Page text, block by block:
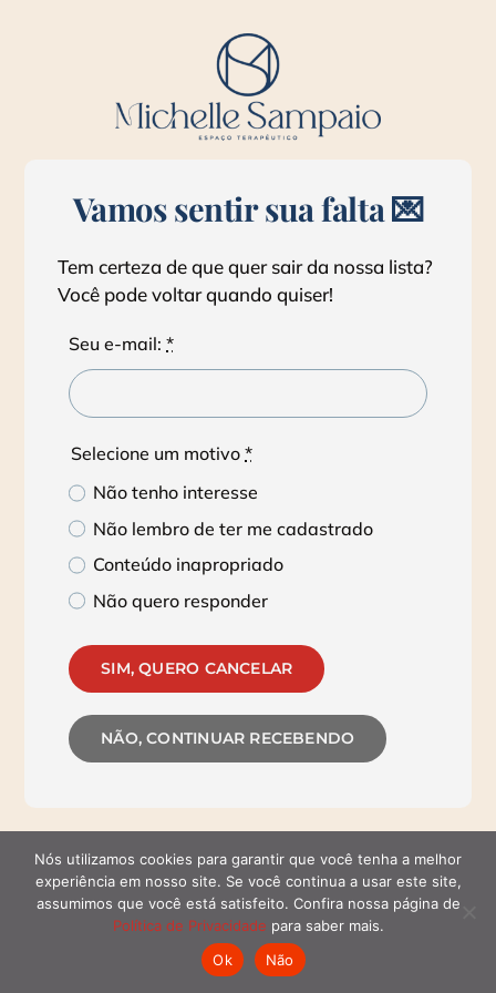
Vamos sentir sua falta 💌
Tem certeza de que quer sair da nossa lista?
Você pode voltar quando quiser!
Seu e-mail:*
Selecione um motivo*
Não tenho interesse
Não lembro de ter me cadastrado
Conteúdo inapropriado
Não quero responder
SIM, QUERO CANCELAR
NÃO, CONTINUAR RECEBENDO
Nós utilizamos cookies para garantir que você tenha a melhor
experiência em nosso site. Se você continua a usar este site,
assumimos que você está satisfeito. Confira nossa página de
Política de Privacidade para saber mais.
Ok
Não